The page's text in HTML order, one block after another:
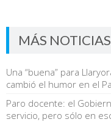
MÁS
Una “buena” para
cambió el humor en el
Paro docente: el
servicio, pero sólo en